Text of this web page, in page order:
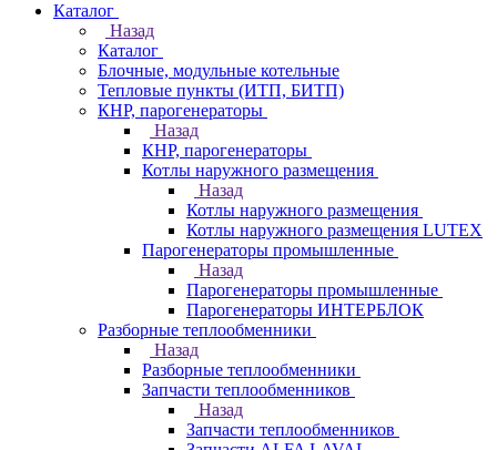
Каталог
Назад
Каталог
Блочные, модульные котельные
Тепловые пункты (ИТП, БИТП)
КНР, парогенераторы
Назад
КНР, парогенераторы
Котлы наружного размещения
Назад
Котлы наружного размещения
Котлы наружного размещения LUTEX
Парогенераторы промышленные
Назад
Парогенераторы промышленные
Парогенераторы ИНТЕРБЛОК
Разборные теплообменники
Назад
Разборные теплообменники
Запчасти теплообменников
Назад
Запчасти теплообменников